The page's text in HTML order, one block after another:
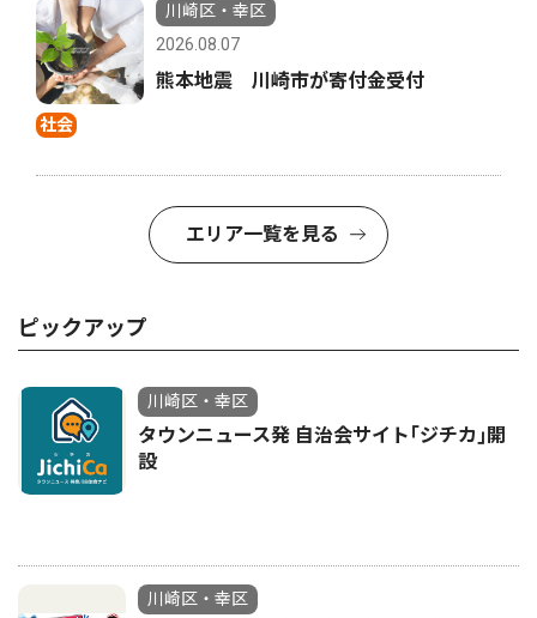
社会
川崎区・幸区
2026.08.07
熊本地震 川崎市が寄付金受付
エリア一覧を見る
ピックアップ
川崎区・幸区
タウンニュース発 自治会サイト｢ジチカ｣開
設
川崎区・幸区